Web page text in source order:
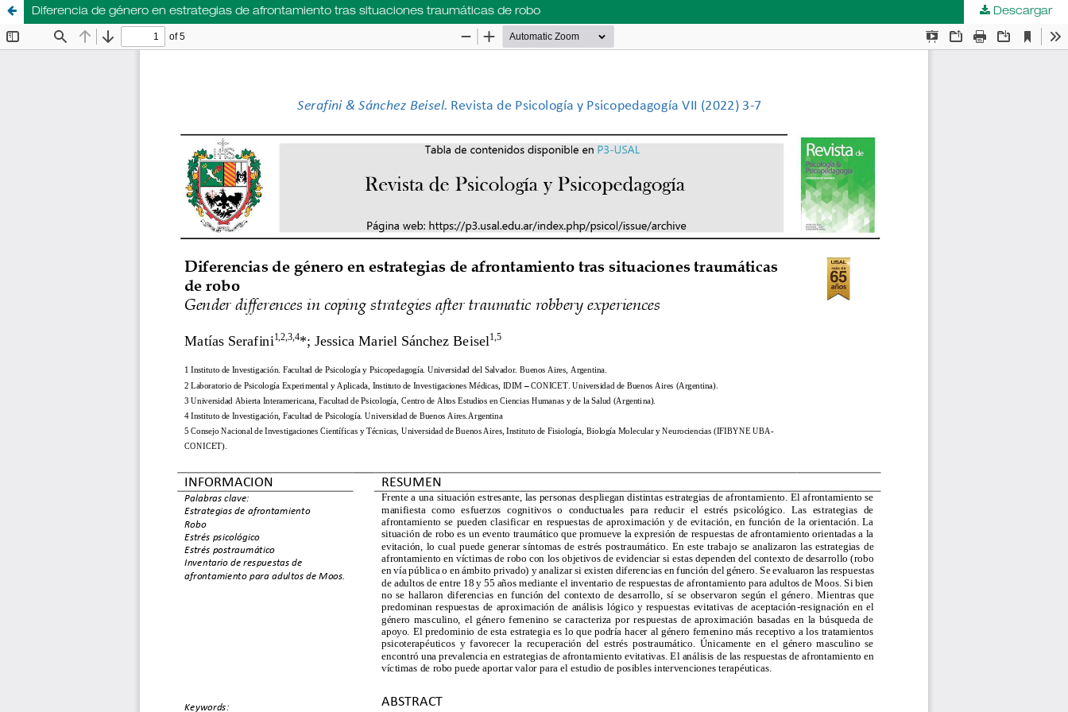
Diferencia de género en estrategias de afrontamiento tras situaciones traumáticas de robo Descargar